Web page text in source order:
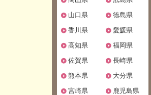
山口県
徳島県
香川県
愛媛県
高知県
福岡県
佐賀県
長崎県
熊本県
大分県
宮崎県
鹿児島県